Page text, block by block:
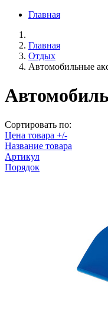
Главная
Главная
Отдых
Автомобильные
Сортировать по:
Цена товара +/-
Название товара
Артикул
Порядок